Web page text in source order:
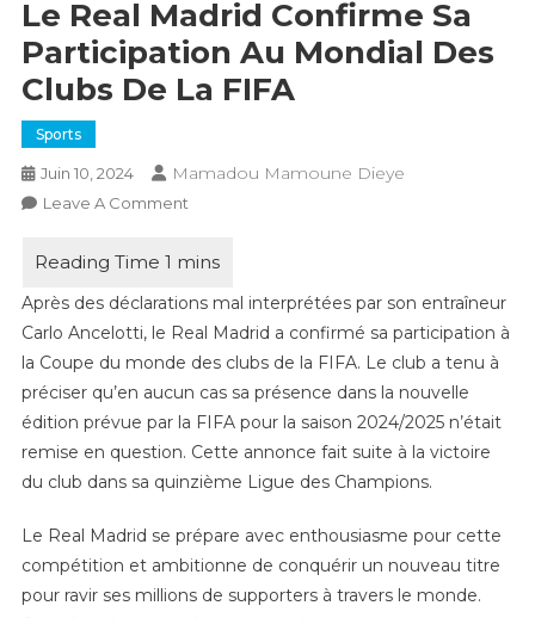
Le Real Madrid Confirme Sa
Participation Au Mondial Des
Clubs De La FIFA
Sports
Juin 10, 2024 Mamadou Mamoune Dieye
Leave A CommentOn
Real
Confirme
Sa
Participation
Au
Mondial
Des
Clubs
La
FIFA
Après des déclarations mal interprétées par son entraîneur
Carlo Ancelotti, le Real Madrid a confirmé sa participation à
la Coupe du monde des clubs de la FIFA. Le club a tenu à
préciser qu’en aucun cas sa présence dans la nouvelle
édition prévue par la FIFA pour la saison 2024/2025 n’était
remise en question. Cette annonce fait suite à la victoire
du club dans sa quinzième Ligue des Champions.
Le Real Madrid se prépare avec enthousiasme pour cette
compétition et ambitionne de conquérir un nouveau titre
pour ravir ses millions de supporters à travers le monde.